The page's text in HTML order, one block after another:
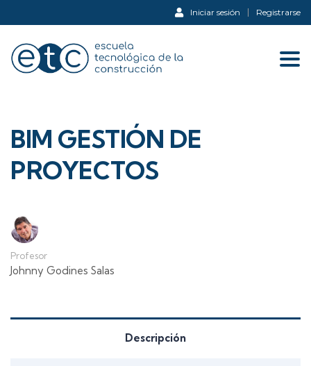
Iniciar sesión Registrarse
BIM GESTIÓN DE
PROYECTOS
Profesor
Johnny Godines Salas
Descripción